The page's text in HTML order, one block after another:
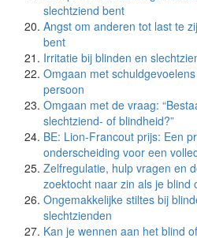
slechtziend bent
Angst om anderen tot last te
bent
Irritatie bij blinden en
Omgaan met
persoon
Omgaan met de vraag:
slechtziend- of blindheid?”
BE: Lion-Francout prijs: Een
onderscheiding voor een
Zelfregulatie, hulp vragen en
zoektocht naar zin als je blind
Ongemakkelijke stiltes bij
slechtzienden
Kan je wennen aan het blind